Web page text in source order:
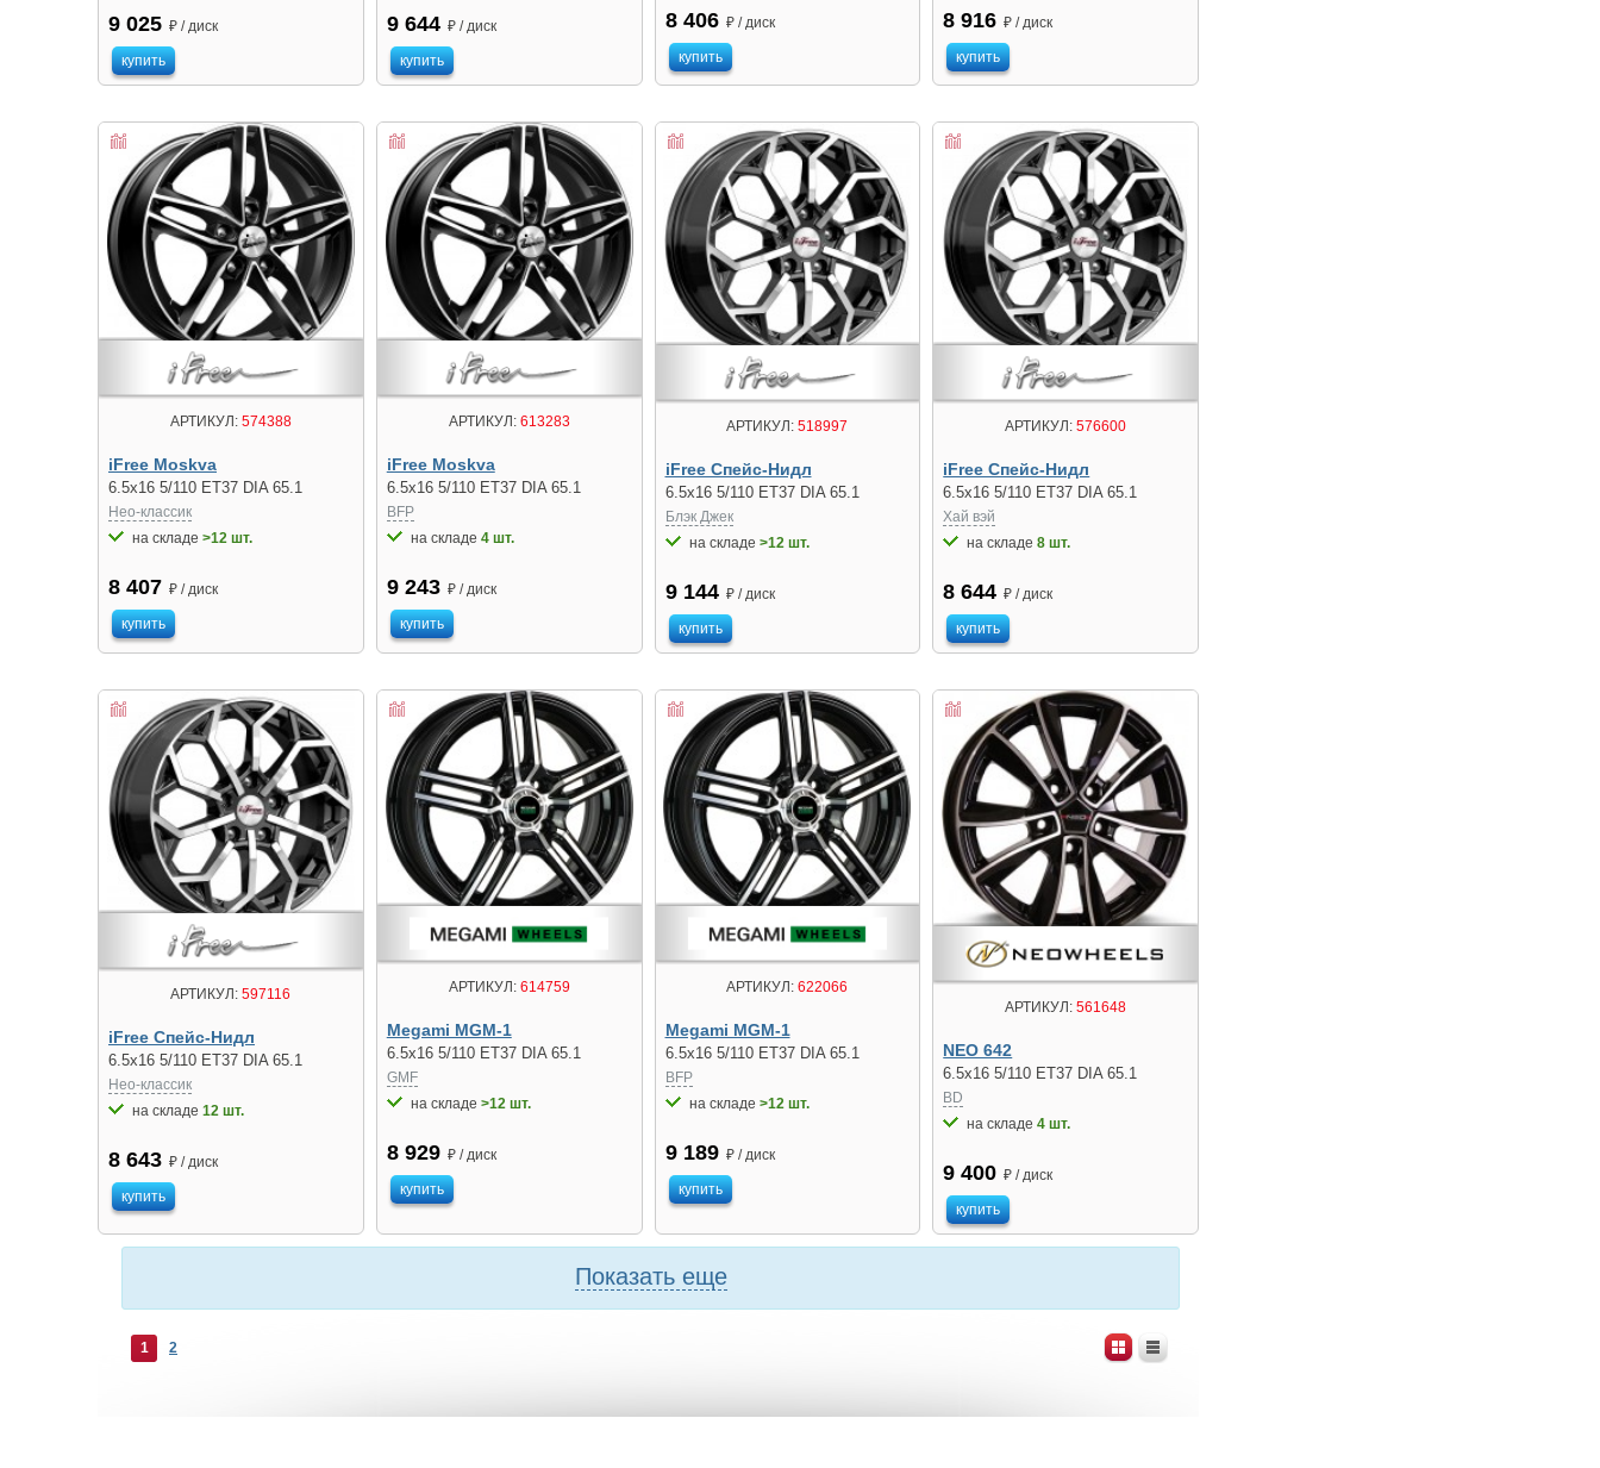
9 025 ₽ / диск
купить
9 644 ₽ / диск
купить
8 406 ₽ / диск
купить
8 916 ₽ / диск
купить
АРТИКУЛ:574388
iFree Moskva
6.5x16 5/110 ET37 DIA 65.1
Нео-классик
на складе >12 шт.
8 407 ₽ / диск
купить
АРТИКУЛ:613283
iFree Moskva
6.5x16 5/110 ET37 DIA 65.1
BFP
на складе 4 шт.
9 243 ₽ / диск
купить
АРТИКУЛ: 518997
iFree Спейс-Нидл
6.5x16 5/110 ET37 DIA 65.1
Блэк Джек
на складе >12 шт.
9 144 ₽ / диск
купить
АРТИКУЛ: 576600
iFree Спейс-Нидл
6.5x16 5/110 ET37 DIA 65.1
Хай вэй
на складе8 шт.
8 644 ₽ / диск
купить
АРТИКУЛ: 597116
iFree Спейс-Нидл
6.5x16 5/110 ET37 DIA 65.1
Нео-классик
на складе 12 шт.
8 643 ₽ / диск
купить
АРТИКУЛ:614759
Megami MGM-1
6.5x16 5/110 ET37 DIA 65.1
GMF
на складе >12 шт.
8 929 ₽ / диск
купить
АРТИКУЛ: 622066
Megami MGM-1
6.5x16 5/110 ET37 DIA 65.1
BFP
на складе >12 шт.
9 189 ₽ / диск
купить
АРТИКУЛ: 561648
NEO 642
6.5x16 5/110 ET37 DIA 65.1
BD
на складе4 шт.
9 400 ₽ / диск
купить
Показать еще
1 2